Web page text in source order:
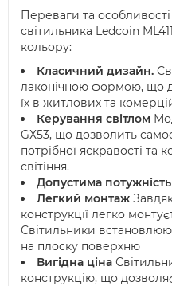
Переваги та
світильника Ledcoin
кольору:
Класичний дизайн.
лаконічною формою, що
їх в житлових та
Керування світлом
GХ53, що дозволить
потрібної яскравості та
світіння.
Допустима
Легкий монтаж
конструкції легко
Світильники
на плоску поверхню
Вигідна ціна
конструкцію, що